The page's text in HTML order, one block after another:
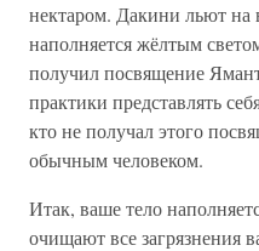
нектаром. Дакини льют на
наполняется жёлтым
получил посвящение
практики представлять
кто не получал этого
обычным человеком.
Итак, ваше тело
очищают все